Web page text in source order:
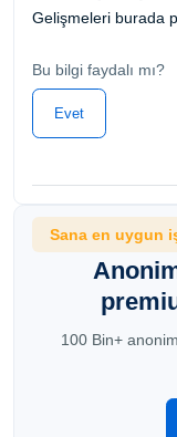
Gelişmeleri burada
Bu bilgi faydalı mı?
Evet
Sana en uygun
100 Bin+